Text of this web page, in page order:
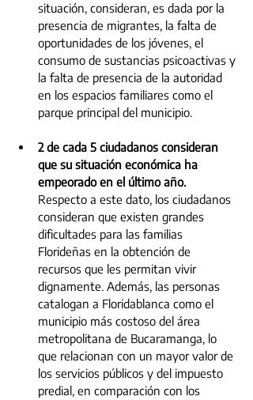
situación, consideran, es dada por la
presencia de migrantes, la falta de
oportunidades de los jóvenes, el
consumo de sustancias psicoactivas y
la falta de presencia de la autoridad
en los espacios familiares como el
parque principal del municipio.
2 de cada 5 ciudadanos consideran
que su situación económica ha
empeorado en el último año.
Respecto a este dato, los ciudadanos
consideran que existen grandes
dificultades para las familias
Florideñas en la obtención de
recursos que les permitan vivir
dignamente. Además, las personas
catalogan a Floridablanca como el
municipio más costoso del área
metropolitana de Bucaramanga, lo
que relacionan con un mayor valor de
los servicios públicos y del impuesto
predial, en comparación con los